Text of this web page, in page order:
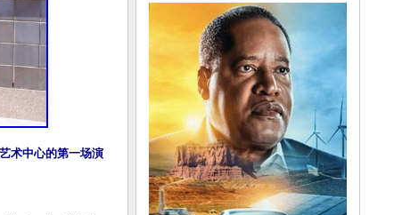
术中心的第一场演